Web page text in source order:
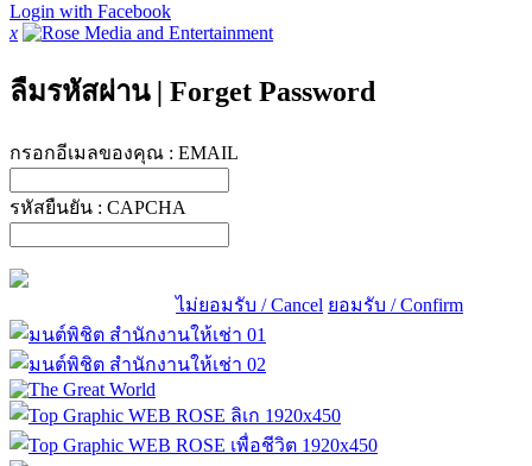
Login with Facebook
x
ลืมรหัสผ่าน | Forget Password
กรอกอีเมลของคุณ : EMAIL
รหัสยืนยัน : CAPCHA
ไม่ยอมรับ / Cancel ยอมรับ / Confirm